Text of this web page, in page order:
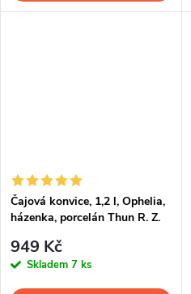
Čajová konvice, 1,2 l, Ophelia,
házenka, porcelán Thun R. Z.
949 Kč
Skladem 7 ks